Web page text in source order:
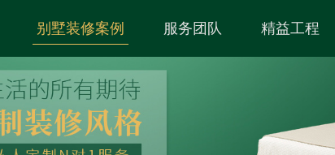
别墅装修案例 服务团队 精益工程